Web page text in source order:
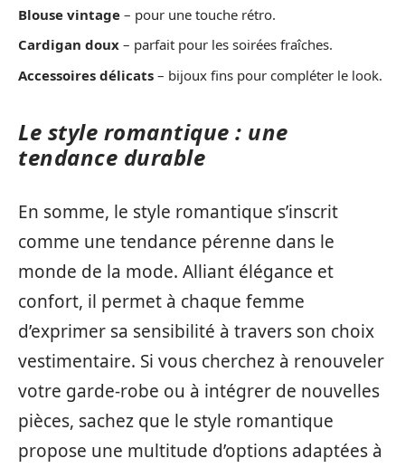
Blouse vintage – pour une touche rétro.
Cardigan doux – parfait pour les soirées fraîches.
Accessoires délicats – bijoux fins pour compléter le look.
Le style romantique : une
tendance durable
En somme, le style romantique s’inscrit
comme une tendance pérenne dans le
monde de la mode. Alliant élégance et
confort, il permet à chaque femme
d’exprimer sa sensibilité à travers son choix
vestimentaire. Si vous cherchez à renouveler
votre garde-robe ou à intégrer de nouvelles
pièces, sachez que le style romantique
propose une multitude d’options adaptées à